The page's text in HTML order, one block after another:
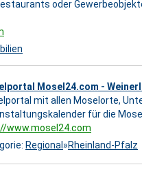
oder
Mosel24.com -
mit allen Moselorte,
für die Mosel
www.mosel24.com
Regional »Rheinland-Pfalz